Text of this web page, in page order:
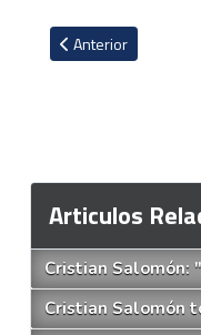
Artículo anterior:
Anterior
Articulos
Cristian Salomón:
Cristian Salomón